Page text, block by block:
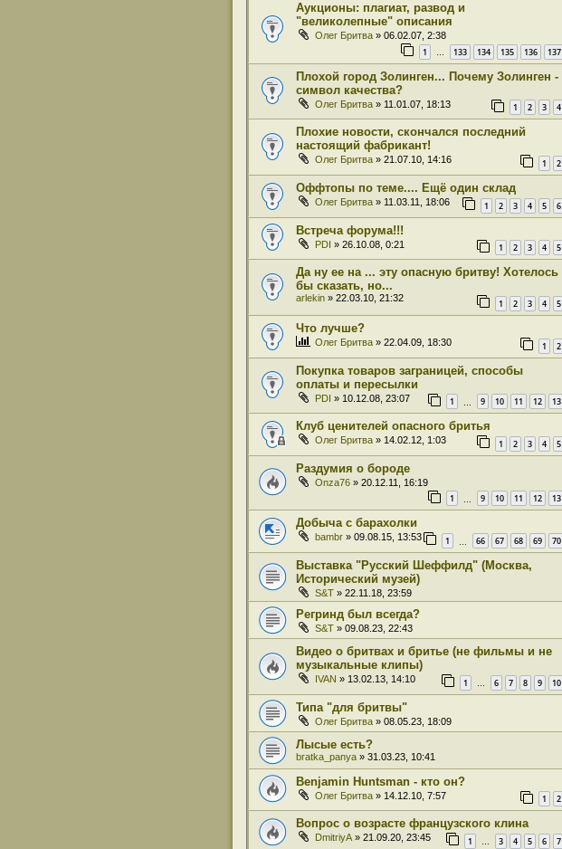
Аукционы: плагиат, развод и
"великолепные" описания
Олег Бритва » 06.02.07, 2:38
1 … 133 134 135 136 137
Плохой город Золинген... Почему Золинген -
символ качества?
Олег Бритва » 11.01.07, 18:13 1 2 3 4
Плохие новости, скончался последний
настоящий фабрикант!
Олег Бритва » 21.07.10, 14:16 1 2
Оффтопы по теме.... Ещё один склад
Олег Бритва » 11.03.11, 18:06 1 2 3 4 5 6
Встреча форума!!!
PDI » 26.10.08, 0:21 1 2 3 4 5
Да ну ее на ... эту опасную бритву! Хотелось
бы сказать, но...
arlekin » 22.03.10, 21:32 1 2 3 4 5
Что лучше?
Олег Бритва » 22.04.09, 18:30 1 2
Покупка товаров заграницей, способы
оплаты и пересылки
PDI » 10.12.08, 23:07 1 9 10 11 12 13
Клуб ценителей опасного бритья
Олег Бритва » 14.02.12, 1:03 1 2 3 4 5
Раздумия о бороде
Onza76 » 20.12.11, 16:19
1 9 10 11 12 13
Добыча с барахолки
bambr » 09.08.15, 13:53 1 66 67 68 69 70
Выставка "Русский Шеффилд" (Москва,
Исторический музей)
S&T » 22.11.18, 23:59
Регринд был всегда?
S&T » 09.08.23, 22:43
Видео о бритвах и бритье (не фильмы и не
музыкальные клипы)
IVAN » 13.02.13, 14:10 1 … 6 7 8 9 10
Типа "для бритвы"
Олег Бритва » 08.05.23, 18:09
Лысые есть?
bratka_panya » 31.03.23, 10:41
Benjamin Huntsman - кто он?
Олег Бритва » 14.12.10, 7:57 1 2
Вопрос о возрасте французского клина
DmitriyA » 21.09.20, 23:45 1 … 3 4 5 6 7